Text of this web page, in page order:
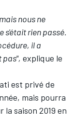
nous ne
s'était rien passé.
il a
explique le
est privé de
mais pourra
saison 2019 en